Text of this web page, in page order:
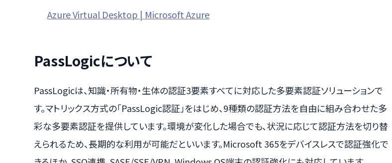
Azure Virtual Desktop | Microsoft Azure
PassLogicについて
PassLogicは、知識・所有物・生体の認証3要素すべてに対応した多要素認証ソリューションで
す。マトリックス方式の「PassLogic認証」をはじめ、9種類の認証方法を自由に組み合わせた多
彩な多要素認証を提供しています。環境が変化した場合でも、状況に応じて認証方法を切り替
えられるため、長期的な利用が可能だといいます。Microsoft 365をデバイスレスで認証強化で